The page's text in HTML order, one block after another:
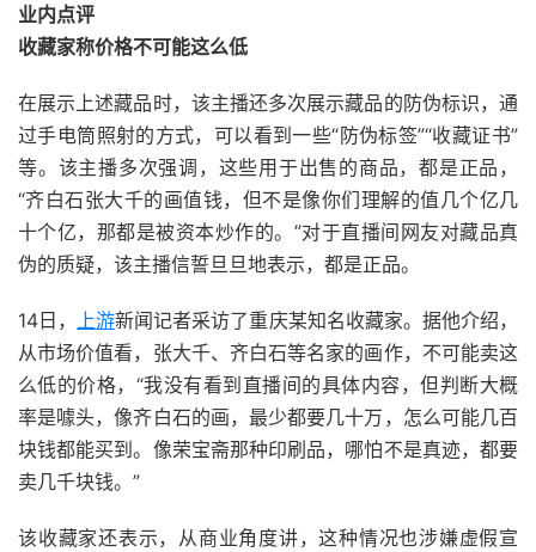
业内点评
收藏家称价格不可能这么低
在展示上述藏品时，该主播还多次展示藏品的防伪标识，通
过手电筒照射的方式，可以看到一些“防伪标签”“收藏证书”
等。该主播多次强调，这些用于出售的商品，都是正品，
“齐白石张大千的画值钱，但不是像你们理解的值几个亿几
十个亿，那都是被资本炒作的。”对于直播间网友对藏品真
伪的质疑，该主播信誓旦旦地表示，都是正品。
14日， 上游新闻记者采访了重庆某知名收藏家。据他介绍，
从市场价值看，张大千、齐白石等名家的画作，不可能卖这
么低的价格，“我没有看到直播间的具体内容，但判断大概
率是噱头，像齐白石的画，最少都要几十万，怎么可能几百
块钱都能买到。像荣宝斋那种印刷品，哪怕不是真迹，都要
卖几千块钱。”
该收藏家还表示，从商业角度讲，这种情况也涉嫌虚假宣